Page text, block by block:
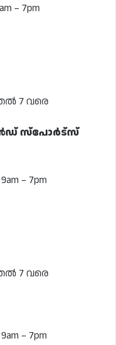
– 7pm
7 വരെ
സ്‌പോർട്‌സ്
– 7pm
7 വരെ
– 7pm